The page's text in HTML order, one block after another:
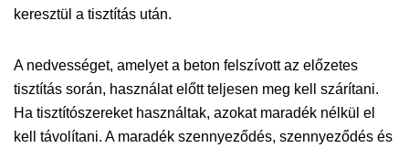
keresztül a tisztítás után.
A nedvességet, amelyet a beton felszívott az előzetes
tisztítás során, használat előtt teljesen meg kell szárítani.
Ha tisztítószereket használtak, azokat maradék nélkül el
kell távolítani. A maradék szennyeződés, szennyeződés és